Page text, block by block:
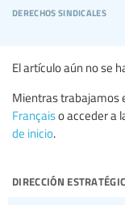
derechos sindicales
El artículo aún no se
Mientras trabajamos
Françaiso acceder a
de inicio.
dirección